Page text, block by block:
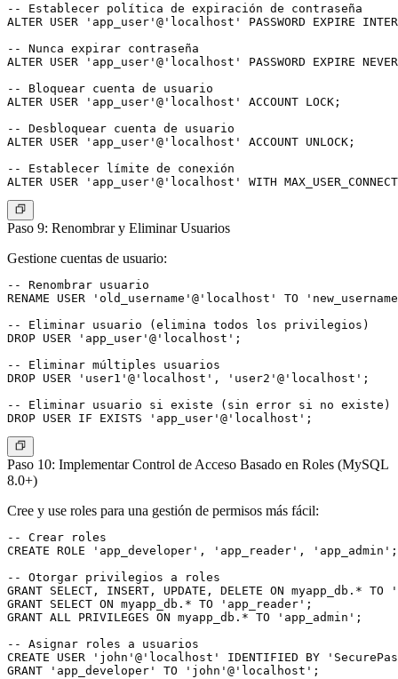
-- Establecer política de expiración de contraseña
ALTER USER 'app_user'@'localhost' PASSWORD EXPIRE
-- Nunca expirar contraseña
ALTER USER 'app_user'@'localhost' PASSWORD EXPIRE
-- Bloquear cuenta de usuario
ALTER USER 'app_user'@'localhost' ACCOUNT LOCK;
-- Desbloquear cuenta de usuario
ALTER USER 'app_user'@'localhost' ACCOUNT UNLOCK;
-- Establecer límite de conexión
Paso 9: Renombrar y Eliminar Usuarios
Gestione cuentas de usuario:
-- Renombrar usuario
RENAME USER 'old_username'@'localhost' TO
-- Eliminar usuario (elimina todos los privilegios)
DROP USER 'app_user'@'localhost';
-- Eliminar múltiples usuarios
DROP USER 'user1'@'localhost', 'user2'@'localhost';
-- Eliminar usuario si existe (sin error si no existe)
Paso 10: Implementar Control de Acceso Basado en Roles (MySQL
8.0+)
Cree y use roles para una gestión de permisos más fácil:
-- Crear roles
CREATE ROLE 'app_developer', 'app_reader', 'app_admin';
-- Otorgar privilegios a roles
GRANT SELECT, INSERT, UPDATE, DELETE ON myapp_db.*
GRANT SELECT ON myapp_db.* TO 'app_reader';
GRANT ALL PRIVILEGES ON myapp_db.* TO 'app_admin';
-- Asignar roles a usuarios
CREATE USER 'john'@'localhost' IDENTIFIED BY
GRANT 'app_developer' TO 'john'@'localhost';